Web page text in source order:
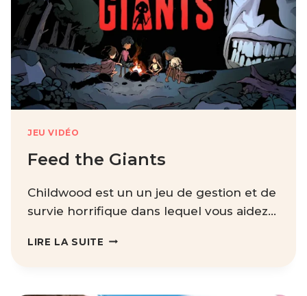
JEU VIDÉO
Feed the Giants
Childwood est un un jeu de gestion et de
survie horrifique dans lequel vous aidez…
LIRE LA SUITE FEED